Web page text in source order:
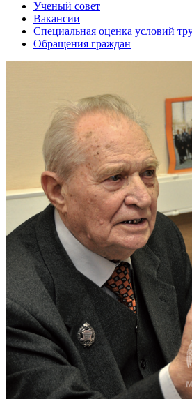
Ученый совет
Вакансии
Специальная оценка условий
Обращения граждан